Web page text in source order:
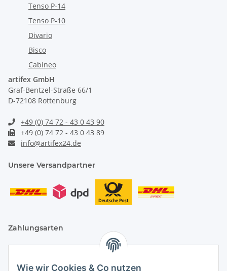
Wie wir Cookies & Co nutzen
Tenso P-14
Tenso P-10
Divario
Bisco
Cabineo
artifex GmbH
Graf-Bentzel-Straße 66/1
D-72108 Rottenburg
+49 (0) 74 72 - 43 0 43 90
+49 (0) 74 72 - 43 0 43 89
info@artifex24.de
Unsere Versandpartner
Zahlungsarten